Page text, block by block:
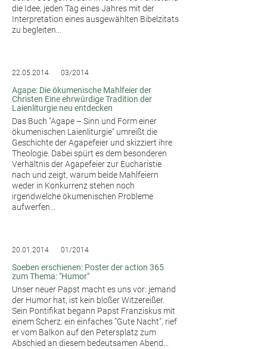
die Idee, jeden Tag eines Jahres mit der
Interpretation eines ausgewählten Bibelzitats
zu begleiten...
22.05.2014 03/2014
Agape: Die ökumenische Mahlfeier der
Christen Eine ehrwürdige Tradition der
Laienliturgie neu entdecken
Das Buch "Agape – Sinn und Form einer
ökumenischen Laienliturgie" umreißt die
Geschichte der Agapefeier und skizziert ihre
Theologie. Dabei spürt es dem besonderen
Verhältnis der Agapefeier zur Eucharistie
nach und zeigt, warum beide Mahlfeiern
weder in Konkurrenz stehen noch
irgendwelche ökumenischen Probleme
aufwerfen...
20.01.2014 01/2014
Soeben erschienen: Poster der action 365
zum Thema: "Humor"
Unser neuer Papst macht es uns vor: jemand
der Humor hat, ist kein bloßer Witzereißer.
Sein Pontifikat begann Papst Franziskus mit
einem Scherz: ein einfaches "Gute Nacht", rief
er vom Balkon auf den Petersplatz zum
Abschied an diesem bedeutsamen Abend...